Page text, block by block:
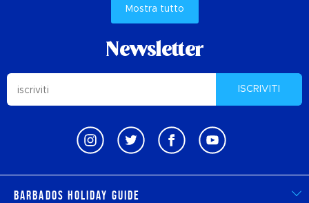
Mostra tutto
Newsletter
ISCRIVITI
Barbados Holiday Guide